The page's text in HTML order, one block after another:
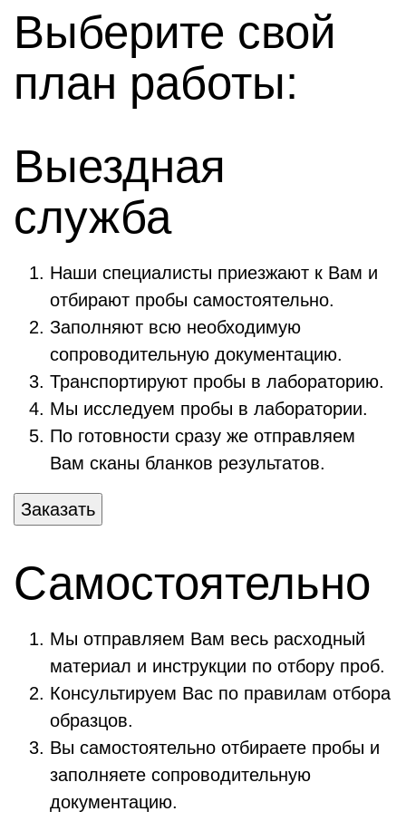
Выберите свой
план работы:
Выездная
служба
Наши специалисты приезжают к Вам и
отбирают пробы самостоятельно.
Заполняют всю необходимую
сопроводительную документацию.
Транспортируют пробы в лабораторию.
Мы исследуем пробы в лаборатории.
По готовности сразу же отправляем
Вам сканы бланков результатов.
Заказать
Самостоятельно
Мы отправляем Вам весь расходный
материал и инструкции по отбору проб.
Консультируем Вас по правилам отбора
образцов.
Вы самостоятельно отбираете пробы и
заполняете сопроводительную
документацию.